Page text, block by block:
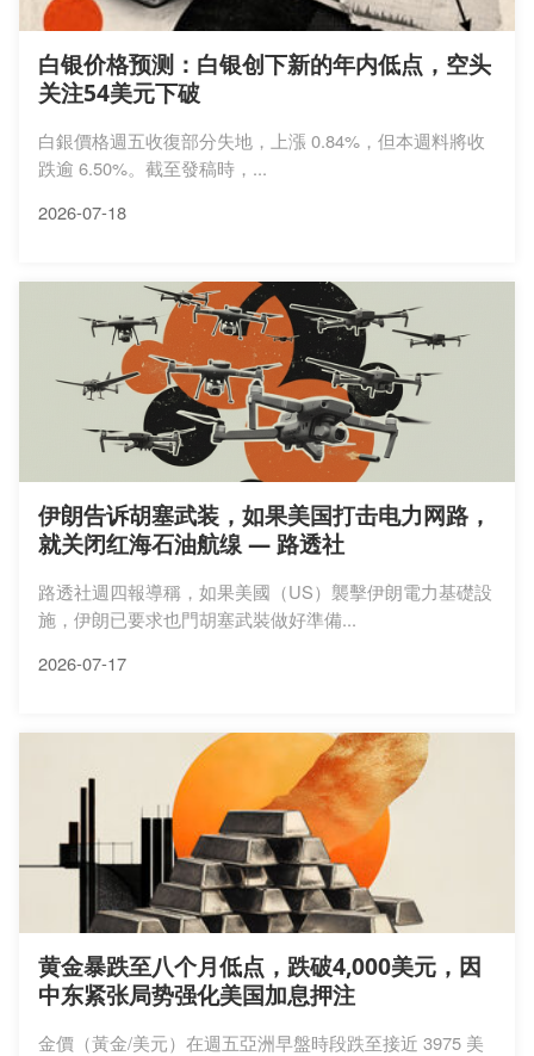
白银价格预测：白银创下新的年内低点，空头
关注54美元下破
白銀價格週五收復部分失地，上漲 0.84%，但本週料將收
跌逾 6.50%。截至發稿時，...
2026-07-18
伊朗告诉胡塞武装，如果美国打击电力网路，
就关闭红海石油航缐 — 路透社
路透社週四報導稱，如果美國（US）襲擊伊朗電力基礎設
施，伊朗已要求也門胡塞武裝做好準備...
2026-07-17
黄金暴跌至八个月低点，跌破4,000美元，因
中东紧张局势强化美国加息押注
金價（黃金/美元）在週五亞洲早盤時段跌至接近 3975 美